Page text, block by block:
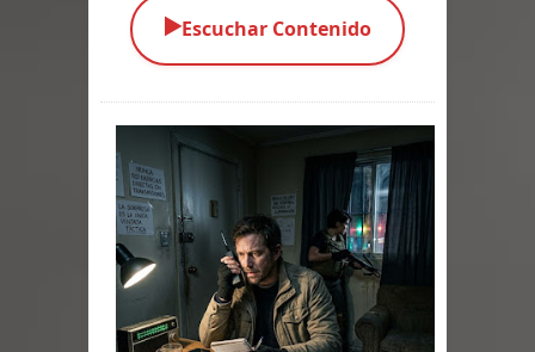
Parte 05: Los Horrores del Infierno
Parte 03: La Traición
Parte 02: Vuelve el Hijo Prodigo
Parte 01: El Comienzo
Parte 01: El Enemigo Interior
Exaltados y Muertos Vivientes
▶️Escuchar Contenido